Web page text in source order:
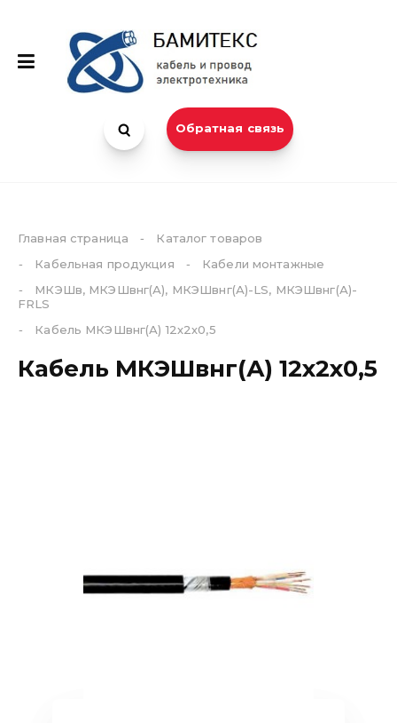
Обратная связь
Каталог
Компания
Главная страница -
Каталог товаров
-
Кабельная продукция -
Кабели монтажные
-
МКЭШв, МКЭШвнг(А), МКЭШвнг(А)-LS, МКЭШвнг(А)-
FRLS
-
Кабель МКЭШвнг(А) 12х2х0,5
Кабель МКЭШвнг(А) 12х2х0,5